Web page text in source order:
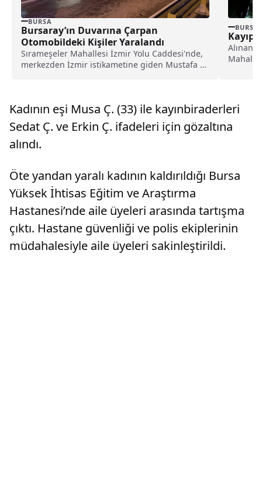
BURSA
Bursaray’ın Duvarına Çarpan
Otomobildeki Kişiler Yaralandı
Sırameşeler Mahallesi İzmir Yolu Caddesi'nde,
merkezden İzmir istikametine giden Mustafa G.
BURSA
Kayıp
Alınan
Kadının eşi Musa Ç. (33) ile kayınbiraderleri
Sedat Ç. ve Erkin Ç. ifadeleri için gözaltına
alındı.
Öte yandan yaralı kadının kaldırıldığı Bursa
Yüksek İhtisas Eğitim ve Araştırma
Hastanesi’nde aile üyeleri arasında tartışma
çıktı. Hastane güvenliği ve polis ekiplerinin
müdahalesiyle aile üyeleri sakinleştirildi.